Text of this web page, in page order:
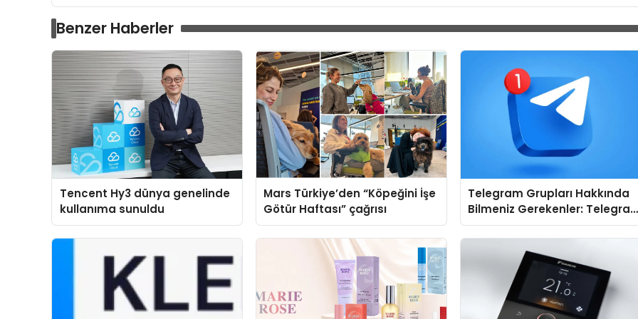
Benzer Haberler
Tencent Hy3 dünya genelinde
kullanıma sunuldu
Mars Türkiye’den “Köpeğini İşe
Götür Haftası” çağrısı
Telegram Grupları Hakkında
Bilmeniz Gerekenler:
Kullanırken Topluluk Seçimini
Kolaylaştırın